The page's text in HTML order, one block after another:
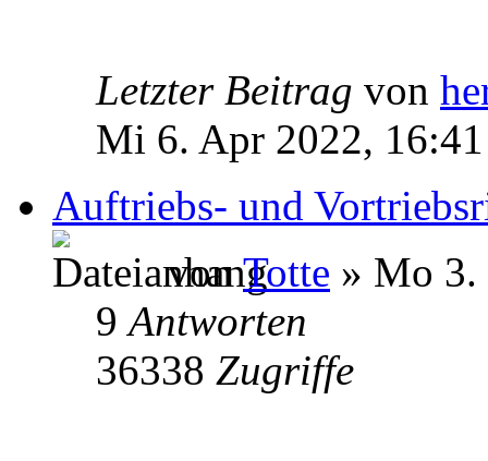
Letzter Beitrag von
Mi 6. Apr 2022, 16:41
Auftriebs- und
vonTotte » Mo 3.
9Antworten
36338 Zugriffe